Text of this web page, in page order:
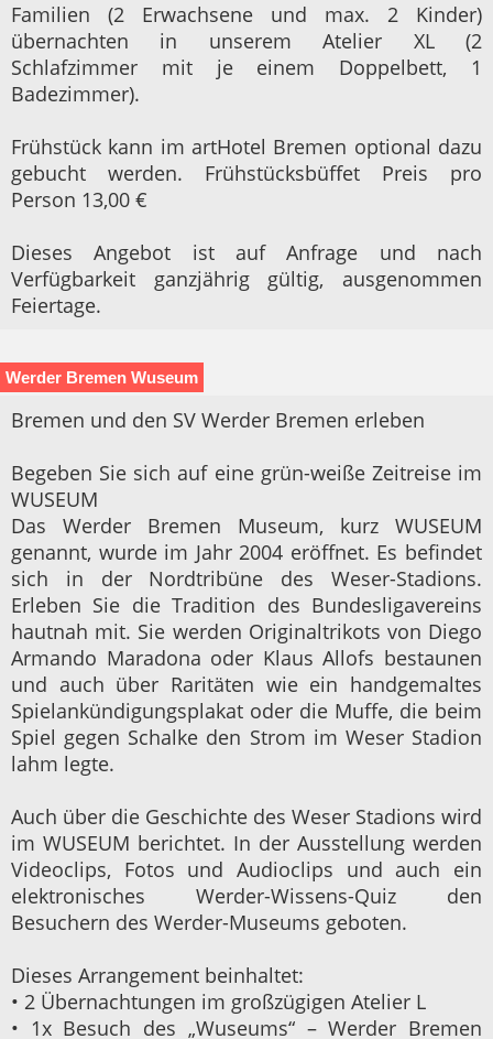
Familien (2 Erwachsene und max. 2 Kinder)
übernachten in unserem Atelier XL (2
Schlafzimmer mit je einem Doppelbett, 1
Badezimmer).
Frühstück kann im artHotel Bremen optional dazu
gebucht werden. Frühstücksbüffet Preis pro
Person 13,00 €
Dieses Angebot ist auf Anfrage und nach
Verfügbarkeit ganzjährig gültig, ausgenommen
Feiertage.
Werder Bremen Wuseum
Bremen und den SV Werder Bremen erleben
Begeben Sie sich auf eine grün-weiße Zeitreise im
WUSEUM
Das Werder Bremen Museum, kurz WUSEUM
genannt, wurde im Jahr 2004 eröffnet. Es befindet
sich in der Nordtribüne des Weser-Stadions.
Erleben Sie die Tradition des Bundesligavereins
hautnah mit. Sie werden Originaltrikots von Diego
Armando Maradona oder Klaus Allofs bestaunen
und auch über Raritäten wie ein handgemaltes
Spielankündigungsplakat oder die Muffe, die beim
Spiel gegen Schalke den Strom im Weser Stadion
lahm legte.
Auch über die Geschichte des Weser Stadions wird
im WUSEUM berichtet. In der Ausstellung werden
Videoclips, Fotos und Audioclips und auch ein
elektronisches Werder-Wissens-Quiz den
Besuchern des Werder-Museums geboten.
Dieses Arrangement beinhaltet:
• 2 Übernachtungen im großzügigen Atelier L
• 1x Besuch des „Wuseums“ – Werder Bremen